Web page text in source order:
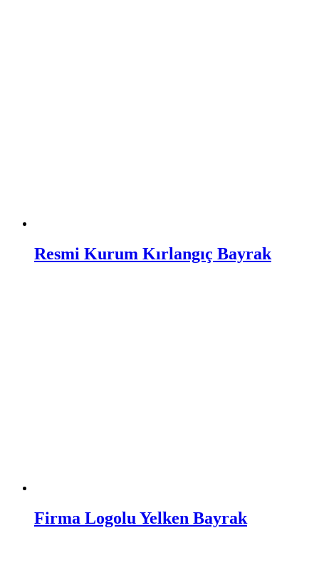
Resmi Kurum Kırlangıç Bayrak
Firma Logolu Yelken Bayrak